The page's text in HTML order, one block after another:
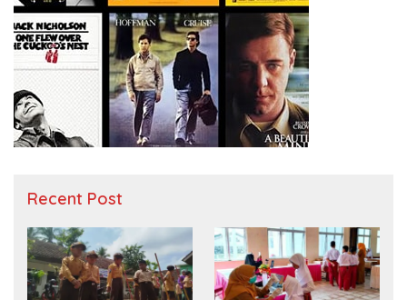
Recent Post